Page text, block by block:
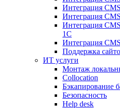
Интеграция
Интеграция
Интеграция
1С
Интеграция
Поддержка
ИТ услуги
Монтаж
Collocation
Бэкапирование
Безопасность
Help desk